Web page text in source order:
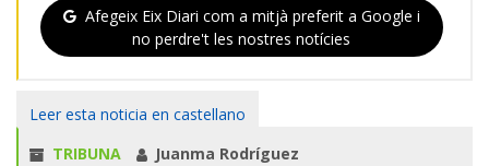
Afegeix Eix Diari com a mitjà preferit a Google i
no perdre't les nostres notícies
Leer esta noticia en castellano
TRIBUNA
Juanma Rodríguez